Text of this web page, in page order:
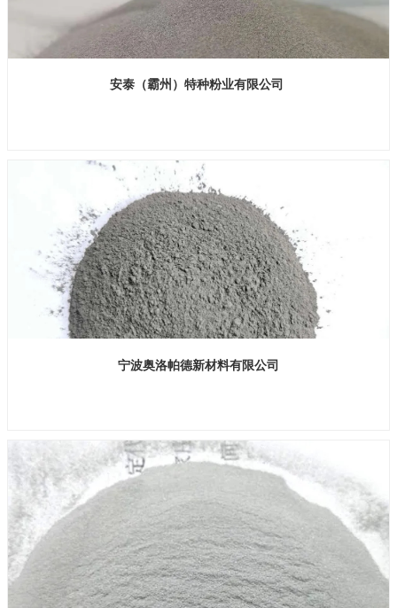
安泰（霸州）特种粉业有限公司
展位号：H1馆 B840
宁波奥洛帕德新材料有限公司
展位号：H1馆 B755